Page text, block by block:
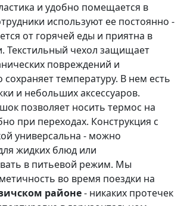
и удобно помещается в
используют ее постоянно -
от горячей еды и приятна в
Текстильный чехол защищает
повреждений и
температуру. В нем есть
и небольших аксессуаров.
позволяет носить термос на
при переходах. Конструкция с
универсальна - можно
жидких блюд или
в питьевой режим. Мы
во время поездки на
районе- никаких протечек